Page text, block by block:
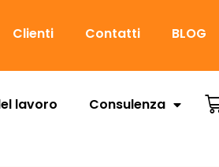
Clienti Contatti BLOG
lavoro Consulenza